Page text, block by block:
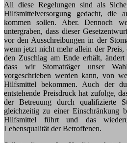
All diese Regelungen sind als
Hilfsmittelversorgung gedacht, die
kommen sollen. Aber. Dennoch
untergraben, dass dieser
vor den Ausschreibungen in der
wenn jetzt nicht mehr allein der Preis,
den Zuschlag am Ende erhält,
dass wir Stomaträger unser
vorgeschrieben werden kann, von
Hilfsmittel bekommen. Auch der
entstehende Preisdruck hat zufolge,
der Betreuung durch qualifizierte
gleichzeitig zu einer Einschränkung
Hilfsmittel führt und das
Lebensqualität der Betroffenen.